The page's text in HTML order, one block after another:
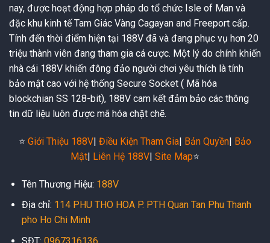
nay, được hoạt động hợp pháp do tổ chức Isle of Man và
đặc khu kinh tế Tam Giác Vàng Cagayan and Freeport cấp.
Tính đến thời điểm hiện tại 188V đã và đang phục vụ hơn 20
triệu thành viên đang tham gia cá cược. Một lý do chính khiến
nhà cái 188V khiến đông đảo người chơi yêu thích là tính
bảo mật cao với hệ thống Secure Socket ( Mã hóa
blockchian SS 128-bit), 188V cam kết đảm bảo các thông
tin dữ liệu luôn được mã hóa chặt chẽ.
⭐️ Giới Thiệu 188V| Điều Kiện Tham Gia| Bản Quyền| Bảo
Mật| Liên Hệ 188V| Site Map⭐️
Tên Thương Hiệu: 188V
Địa chỉ: 114 PHU THO HOA P. PTH Quan Tan Phu Thanh
pho Ho Chi Minh